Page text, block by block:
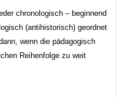
chronologisch – beginnend
(antihistorisch) geordnet
wenn die pädagogisch
Reihenfolge zu weit